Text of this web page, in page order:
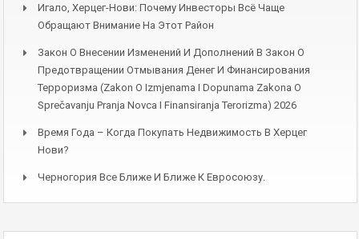
Игало, Херцег-Нови: Почему Инвесторы Всё Чаще
Обращают Внимание На Этот Район
Закон О Внесении Изменений И Дополнений В Закон О
Предотвращении Отмывания Денег И Финансирования
Терроризма (Zakon O Izmjenama I Dopunama Zakona O
Sprečavanju Pranja Novca I Finansiranja Terorizma) 2026
Время Года – Когда Покупать Недвижимость В Херцег
Нови?
Черногория Все Ближе И Ближе К Евросоюзу.